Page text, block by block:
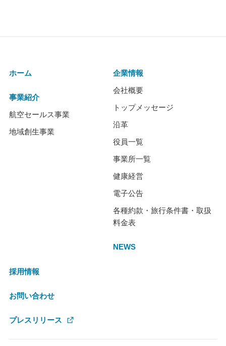
ホーム
事業紹介
航空セールス事業
地域創生事業
企業情報
会社概要
トップメッセージ
沿革
役員一覧
事業所一覧
健康経営
電子公告
各種約款・旅行条件書・取扱
料金表
NEWS
採用情報
お問い合わせ
プレスリリース